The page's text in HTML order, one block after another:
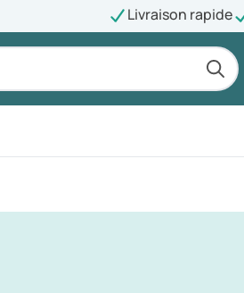
Livraison rapide